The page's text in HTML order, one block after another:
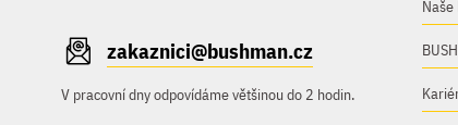
zakaznici@bushman.cz
V pracovní dny odpovídáme většinou do 2 hodin.